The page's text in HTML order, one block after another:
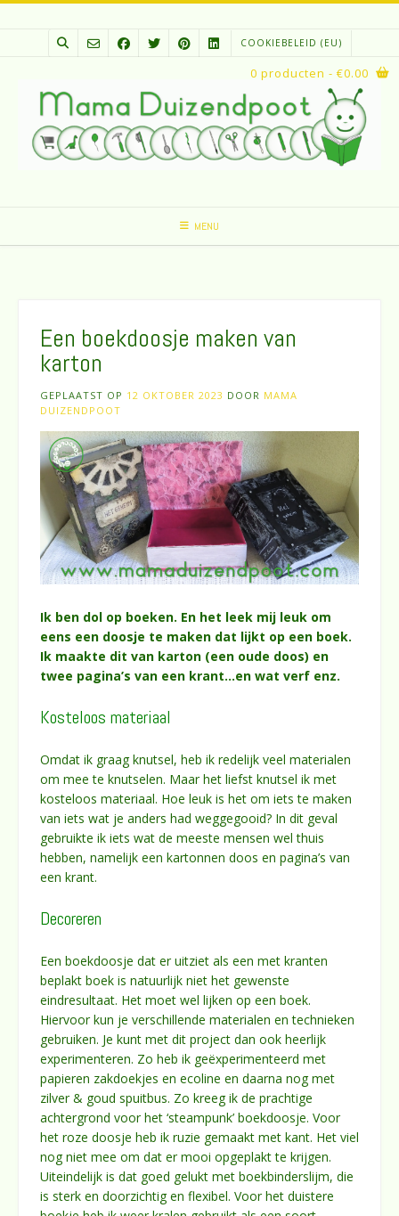
Spring
COOKIEBELEID (EU)
MENU
0 producten - €0.00
Een boekdoosje maken van
karton
GEPLAATST OP 12 OKTOBER 2023 DOOR MAMA
DUIZENDPOOT
Ik ben dol op boeken. En het leek mij leuk om
eens een doosje te maken dat lijkt op een boek.
Ik maakte dit van karton (een oude doos) en
twee pagina’s van een krant…en wat verf enz.
Kosteloos materiaal
Omdat ik graag knutsel, heb ik redelijk veel materialen
om mee te knutselen. Maar het liefst knutsel ik met
kosteloos materiaal. Hoe leuk is het om iets te maken
van iets wat je anders had weggegooid? In dit geval
gebruikte ik iets wat de meeste mensen wel thuis
hebben, namelijk een kartonnen doos en pagina’s van
een krant.
Decoreren
Een boekdoosje dat er uitziet als een met kranten
beplakt boek is natuurlijk niet het gewenste
eindresultaat. Het moet wel lijken op een boek.
Hiervoor kun je verschillende materialen en technieken
gebruiken. Je kunt met dit project dan ook heerlijk
experimenteren. Zo heb ik geëxperimenteerd met
papieren zakdoekjes en ecoline en daarna nog met
zilver & goud spuitbus. Zo kreeg ik de prachtige
achtergrond voor het ‘steampunk’ boekdoosje. Voor
het roze doosje heb ik ruzie gemaakt met kant. Het viel
nog niet mee om dat er mooi opgeplakt te krijgen.
Uiteindelijk is dat goed gelukt met boekbinderslijm, die
is sterk en doorzichtig en flexibel. Voor het duistere